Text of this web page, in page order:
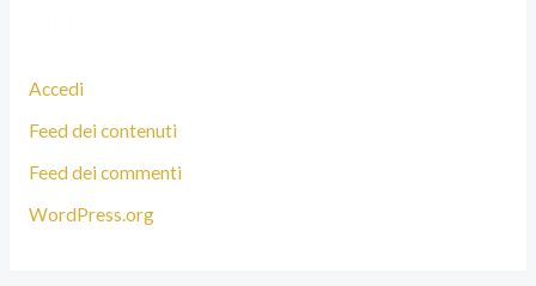
Accedi
Feed dei contenuti
Feed dei commenti
WordPress.org